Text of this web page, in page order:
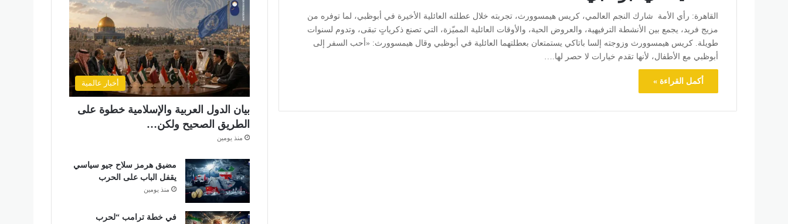
القاهرة: رأي الأمة شارك النجم العالمي، كريس هيمسوورث، تجربته خلال عطلته العائلية الأخيرة في أبوظبي، لما توفره من
مزيج فريد، يجمع بين الأنشطة الترفيهية، والعروض الحية، والأوقات العائلية المميّزة، التي تصنع ذكرياتٍ تبقى، وتدوم لسنوات
طويلة. كريس هيمسوورث وزوجته إلسا باتاكي يستمتعان بعطلتهما العائلية في أبوظبي وقال هيمسوورث: «أحب السفر إلى
أبوظبي مع الأطفال، لأنها تقدم خيارات لا حصر لها.…
أكمل القراءة » أخبار عالمية
بيان الدول العربية والإسلامية خطوة على
الطريق الصحيح ولكن…
منذ يومين
مضيق هرمز سلاح جيو سياسي
يقفل الباب على الحرب
منذ يومين
في خطة ترامب “لحرب